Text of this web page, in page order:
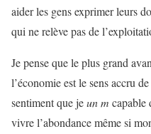
aider les gens exprimer leurs
qui ne relève pas de
Je pense que le plus grand
l’économie est le sens accru
sentiment que jeun m capable
vivre l’abondance même si